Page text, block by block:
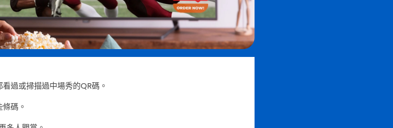
過或掃描過中場秀的QR碼。
碼。